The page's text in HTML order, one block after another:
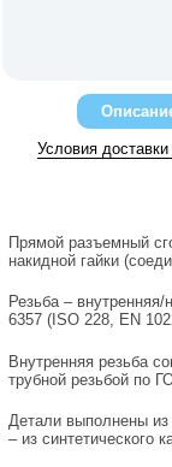
Условия
Прямой разъемный
накидной гайки
Резьба –
6357 (ISO 228, EN
Внутренняя резьба
трубной резьбой по
Детали выполнены из
– из синтетического